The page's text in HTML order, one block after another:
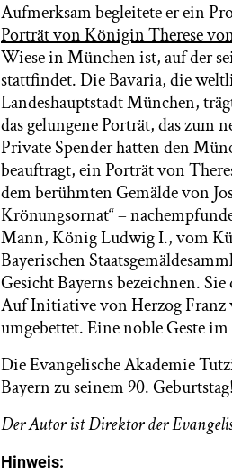
Aufmerksam begleitete er ein
Porträt von Königin Therese
Wiese in München ist, auf der
stattfindet. Die Bavaria, die
Landeshauptstadt München,
das gelungene Porträt, das zum
Private Spender hatten den
beauftragt, ein Porträt von
dem berühmten Gemälde von
Krönungsornat“ –
Mann, König Ludwig I., vom
Bayerischen
Gesicht Bayerns bezeichnen.
Auf Initiative von Herzog Franz
umgebettet. Eine noble Geste
Die Evangelische Akademie
Bayern zu seinem 90. Geburtstag!
Der Autor ist Direktor der
Hinweis: